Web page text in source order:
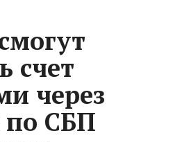
счет
через
по СБП